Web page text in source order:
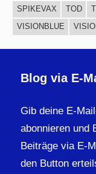
SPIKEVAX
TOD
VISIONBLUE
Blog via E-
Gib deine E-
abonnieren und
Beiträge via E-
den Button